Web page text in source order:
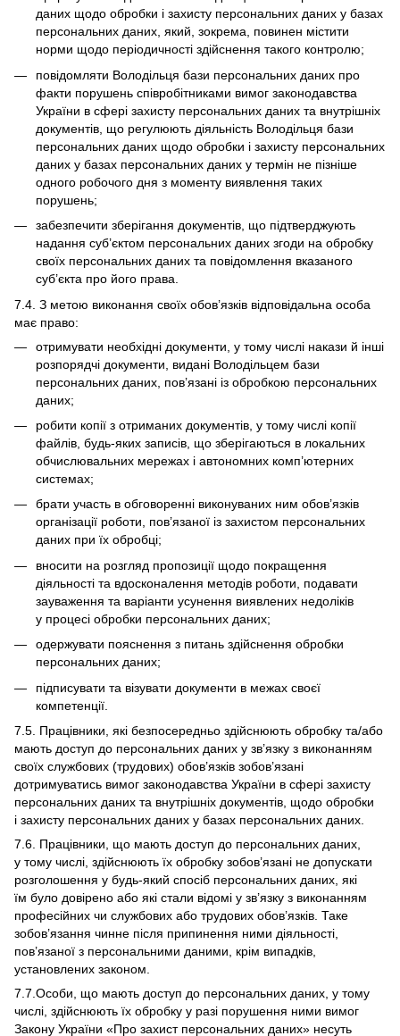
даних щодо обробки і захисту персональних даних у базах
персональних даних, який, зокрема, повинен містити
норми щодо періодичності здійснення такого контролю;
повідомляти Володільця бази персональних даних про
факти порушень співробітниками вимог законодавства
України в сфері захисту персональних даних та внутрішніх
документів, що регулюють діяльність Володільця бази
персональних даних щодо обробки і захисту персональних
даних у базах персональних даних у термін не пізніше
одного робочого дня з моменту виявлення таких
порушень;
забезпечити зберігання документів, що підтверджують
надання суб’єктом персональних даних згоди на обробку
своїх персональних даних та повідомлення вказаного
суб’єкта про його права.
7.4. З метою виконання своїх обов’язків відповідальна особа
має право:
отримувати необхідні документи, у тому числі накази й інші
розпорядчі документи, видані Володільцем бази
персональних даних, пов’язані із обробкою персональних
даних;
робити копії з отриманих документів, у тому числі копії
файлів, будь-яких записів, що зберігаються в локальних
обчислювальних мережах і автономних комп’ютерних
системах;
брати участь в обговоренні виконуваних ним обов’язків
організації роботи, пов’язаної із захистом персональних
даних при їх обробці;
вносити на розгляд пропозиції щодо покращення
діяльності та вдосконалення методів роботи, подавати
зауваження та варіанти усунення виявлених недоліків
у процесі обробки персональних даних;
одержувати пояснення з питань здійснення обробки
персональних даних;
підписувати та візувати документи в межах своєї
компетенції.
7.5. Працівники, які безпосередньо здійснюють обробку та/або
мають доступ до персональних даних у зв’язку з виконанням
своїх службових (трудових) обов’язків зобов’язані
дотримуватись вимог законодавства України в сфері захисту
персональних даних та внутрішніх документів, щодо обробки
і захисту персональних даних у базах персональних даних.
7.6. Працівники, що мають доступ до персональних даних,
у тому числі, здійснюють їх обробку зобов’язані не допускати
розголошення у будь-який спосіб персональних даних, які
їм було довірено або які стали відомі у зв’язку з виконанням
професійних чи службових або трудових обов’язків. Таке
зобов’язання чинне після припинення ними діяльності,
пов’язаної з персональними даними, крім випадків,
установлених законом.
7.7.Особи, що мають доступ до персональних даних, у тому
числі, здійснюють їх обробку у разі порушення ними вимог
Закону України «Про захист персональних даних» несуть